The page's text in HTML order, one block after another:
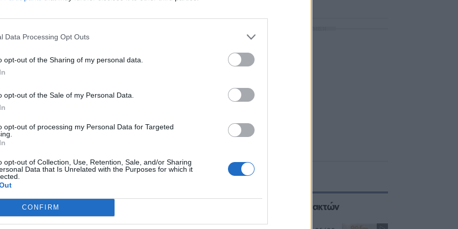
Data Processing Opt Outs
opt-out of the Sharing of my personal data.
opt-out of the Sale of my Personal Data.
opt-out of processing my Personal Data for Targeted
opt-out of Collection, Use, Retention, Sale, and/or Sharing
Data that Is Unrelated with the Purposes for which it
CONFIRM
έργα που αναδεικνύουν την πολιτιστική αξία
στη Δυτική Λέσβο αποτελούν
αρχή αφού θεωρούμε ότι είναι σημαντικά
Δυτικής Λέσβου Ταξιάρχης Βέρρος.
τη διαδικασία παραχώρησης στο
έκτασης 252 στρεμμάτων προκειμένου να
Αρίσβη και ολοκληρώνει τη μελέτη της
χώρο του Ιερού του Ναπαίου Απόλλωνα
μας με τις υπηρεσίες του υπουργείου
φαίνεται αποτελεσματική.».
στα αποτελέσματα αναζήτησης
on Google ↗
Επιλογές των Συντακτών